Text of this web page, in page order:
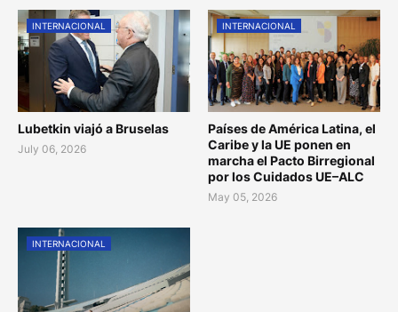
INTERNACIONAL
Lubetkin viajó a Bruselas
July 06, 2026
INTERNACIONAL
Países de América Latina, el
Caribe y la UE ponen en
marcha el Pacto Birregional
por los Cuidados UE–ALC
May 05, 2026
INTERNACIONAL